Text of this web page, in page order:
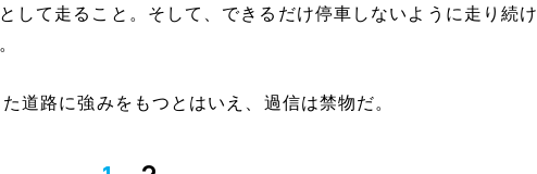
して走ること。そして、できるだけ停車しないように走り続け
道路に強みをもつとはいえ、過信は禁物だ。